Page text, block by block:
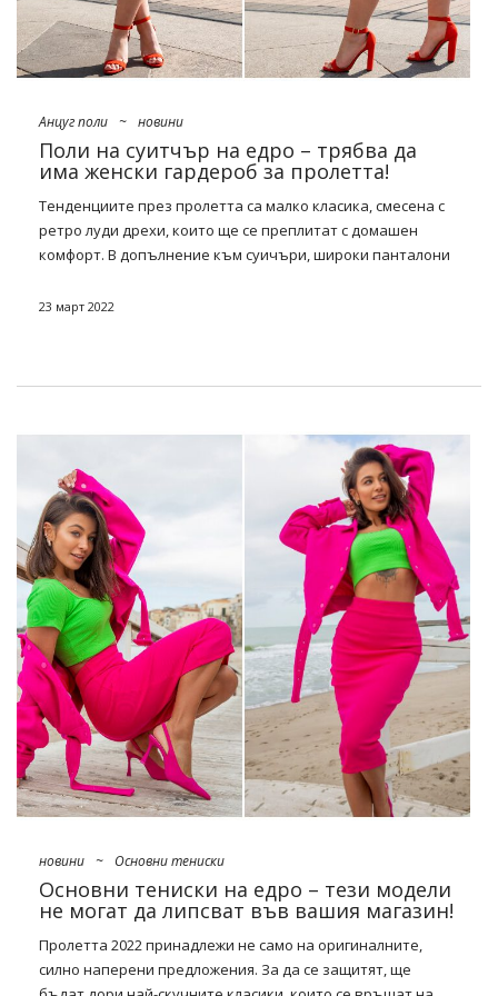
Анцуг поли ~ новини
Поли на суитчър на едро – трябва да
има женски гардероб за пролетта!
Тенденциите през пролетта са малко класика, смесена с
ретро луди дрехи, които ще се преплитат с домашен
комфорт. В допълнение към суичъри, широки панталони
Особено тези с плътно прилепване и мини, midi и maxi
сезон?
Wiosna 2022 to powrót do klasycznych rozwiązań,
przełamanych ciekawymi fasonami i kolorami, które ożywią
każdą garderobę. Znów przywitamy się także z retro
stylizacjami, uzupełnionymi o wzory z lat 60., które staną tuż
obok nieśmiertelnej kraty i wybuchających, kwiatowych
printów. Najmodniejsze propozycje tego sezonu? Nie
zabraknie tu eleganckich trenczy do kostek, rozkloszowanych
spódnic do połowy łydki czy uroczych, rozpinanych swetrów z
perłowymi guzikami. Fantastycznym wyborem będą także
wzorzyste sukienki (szczególnie szmizjerki), które świetnie
połączą się z …
23 март 2022
новини ~ Основни тениски
Основни тениски на едро – тези модели
не могат да липсват във вашия магазин!
Пролетта 2022 принадлежи не само на оригиналните,
силно наперени предложения. За да се защитят, ще